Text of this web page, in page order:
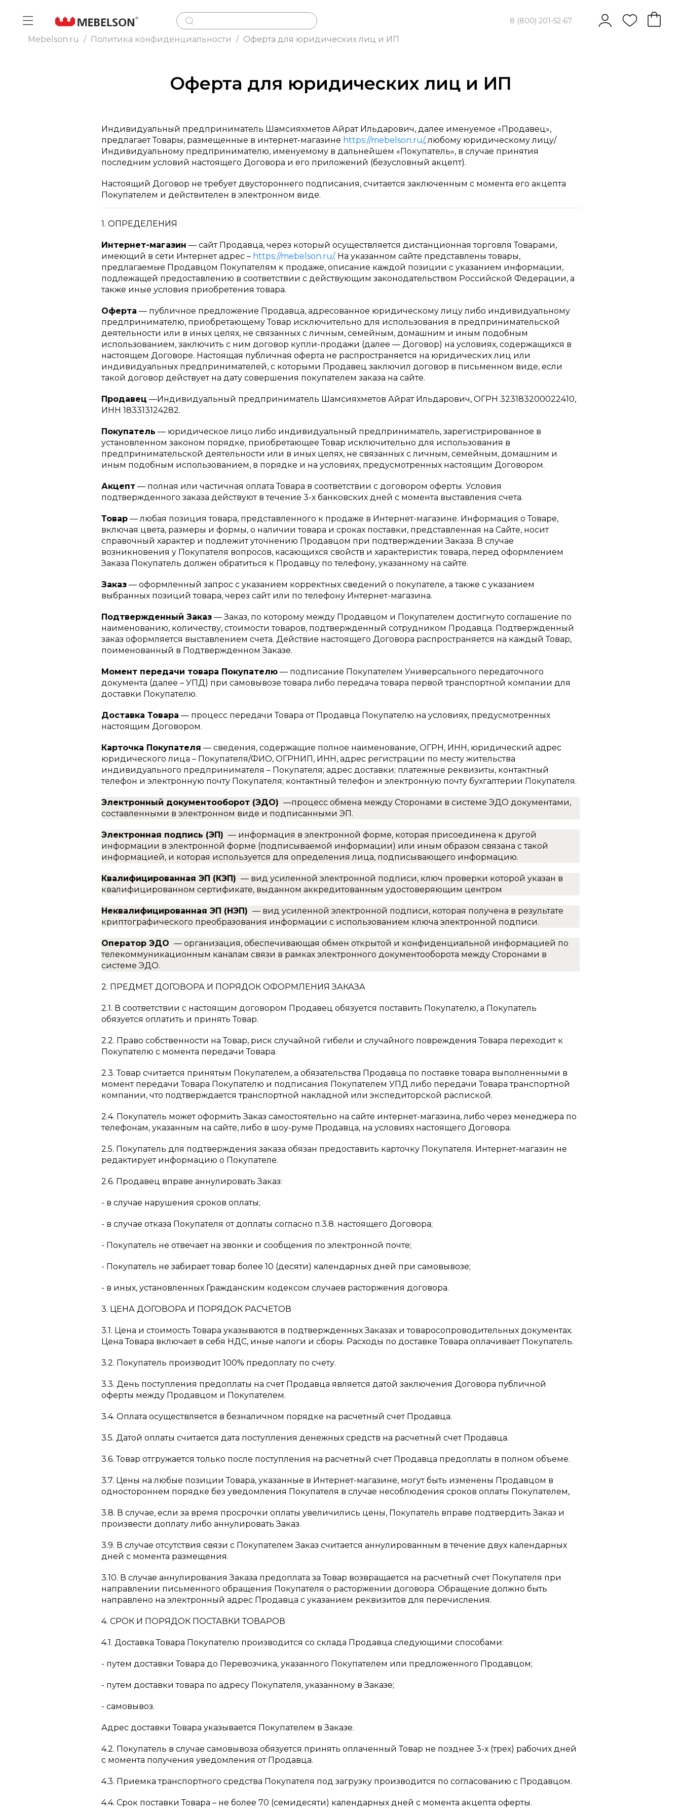
8 (800) 201-52-67
Mebelson.ru / Политика конфиденциальности / Оферта для юридических лиц и ИП
Оферта для юридических лиц и ИП
Индивидуальный предприниматель Шамсияхметов Айрат Ильдарович, далее именуемое «Продавец»,
предлагает Товары, размещенные в интернет-магазине https://mebelson.ru/, любому юридическому лицу/
Индивидуальному предпринимателю, именуемому в дальнейшем «Покупатель», в случае принятия
последним условий настоящего Договора и его приложений (безусловный акцепт).
Настоящий Договор не требует двустороннего подписания, считается заключенным с момента его акцепта
Покупателем и действителен в электронном виде.
1. ОПРЕДЕЛЕНИЯ
Интернет-магазин — сайт Продавца, через который осуществляется дистанционная торговля Товарами,
имеющий в сети Интернет адрес – https://mebelson.ru/. На указанном сайте представлены товары,
предлагаемые Продавцом Покупателям к продаже, описание каждой позиции с указанием информации,
подлежащей предоставлению в соответствии с действующим законодательством Российской Федерации, а
также иные условия приобретения товара.
Оферта — публичное предложение Продавца, адресованное юридическому лицу либо индивидуальному
предпринимателю, приобретающему Товар исключительно для использования в предпринимательской
деятельности или в иных целях, не связанных с личным, семейным, домашним и иным подобным
использованием, заключить с ним договор купли-продажи (далее — Договор) на условиях, содержащихся в
настоящем Договоре. Настоящая публичная оферта не распространяется на юридических лиц или
индивидуальных предпринимателей, с которыми Продавец заключил договор в письменном виде, если
такой договор действует на дату совершения покупателем заказа на сайте.
Продавец —Индивидуальный предприниматель Шамсияхметов Айрат Ильдарович, ОГРН 323183200022410,
ИНН 183313124282.
Покупатель — юридическое лицо либо индивидуальный предприниматель, зарегистрированное в
установленном законом порядке, приобретающее Товар исключительно для использования в
предпринимательской деятельности или в иных целях, не связанных с личным, семейным, домашним и
иным подобным использованием, в порядке и на условиях, предусмотренных настоящим Договором.
Акцепт — полная или частичная оплата Товара в соответствии с договором оферты. Условия
подтвержденного заказа действуют в течение 3-х банковских дней с момента выставления счета.
Товар — любая позиция товара, представленного к продаже в Интернет-магазине. Информация о Товаре,
включая цвета, размеры и формы, о наличии товара и сроках поставки, представленная на Сайте, носит
справочный характер и подлежит уточнению Продавцом при подтверждении Заказа. В случае
возникновения у Покупателя вопросов, касающихся свойств и характеристик товара, перед оформлением
Заказа Покупатель должен обратиться к Продавцу по телефону, указанному на сайте.
Заказ — оформленный запрос с указанием корректных сведений о покупателе, а также с указанием
выбранных позиций товара, через сайт или по телефону Интернет-магазина.
Подтвержденный Заказ — Заказ, по которому между Продавцом и Покупателем достигнуто соглашение по
наименованию, количеству, стоимости товаров, подтвержденный сотрудником Продавца. Подтвержденный
заказ оформляется выставлением счета. Действие настоящего Договора распространяется на каждый Товар,
поименованный в Подтвержденном Заказе.
Момент передачи товара Покупателю — подписание Покупателем Универсального передаточного
документа (далее – УПД) при самовывозе товара либо передача товара первой транспортной компании для
доставки Покупателю.
Доставка Товара — процесс передачи Товара от Продавца Покупателю на условиях, предусмотренных
настоящим Договором.
Карточка Покупателя — сведения, содержащие полное наименование, ОГРН, ИНН, юридический адрес
юридического лица – Покупателя/ФИО, ОГРНИП, ИНН, адрес регистрации по месту жительства
индивидуального предпринимателя – Покупателя; адрес доставки; платежные реквизиты, контактный
телефон и электронную почту Покупателя; контактный телефон и электронную почту бухгалтерии Покупателя.
Электронный документооборот (ЭДО) —процесс обмена между Сторонами в системе ЭДО документами,
составленными в электронном виде и подписанными ЭП.
Электронная подпись (ЭП) — информация в электронной форме, которая присоединена к другой
информации в электронной форме (подписываемой информации) или иным образом связана с такой
информацией, и которая используется для определения лица, подписывающего информацию.
Квалифицированная ЭП (КЭП) — вид усиленной электронной подписи, ключ проверки которой указан в
квалифицированном сертификате, выданном аккредитованным удостоверяющим центром
Неквалифицированная ЭП (НЭП) — вид усиленной электронной подписи, которая получена в результате
криптографического преобразования информации с использованием ключа электронной подписи.
Оператор ЭДО — организация, обеспечивающая обмен открытой и конфиденциальной информацией по
телекоммуникационным каналам связи в рамках электронного документооборота между Сторонами в
системе ЭДО.
2. ПРЕДМЕТ ДОГОВОРА И ПОРЯДОК ОФОРМЛЕНИЯ ЗАКАЗА
2.1. В соответствии с настоящим договором Продавец обязуется поставить Покупателю, а Покупатель
обязуется оплатить и принять Товар.
2.2. Право собственности на Товар, риск случайной гибели и случайного повреждения Товара переходит к
Покупателю с момента передачи Товара.
2.3. Товар считается принятым Покупателем, а обязательства Продавца по поставке товара выполненными в
момент передачи Товара Покупателю и подписания Покупателем УПД либо передачи Товара транспортной
компании, что подтверждается транспортной накладной или экспедиторской распиской.
2.4. Покупатель может оформить Заказ самостоятельно на сайте интернет-магазина, либо через менеджера по
телефонам, указанным на сайте, либо в шоу-руме Продавца, на условиях настоящего Договора.
2.5. Покупатель для подтверждения заказа обязан предоставить карточку Покупателя. Интернет-магазин не
редактирует информацию о Покупателе.
2.6. Продавец вправе аннулировать Заказ:
- в случае нарушения сроков оплаты;
- в случае отказа Покупателя от доплаты согласно п.3.8. настоящего Договора;
- Покупатель не отвечает на звонки и сообщения по электронной почте;
- Покупатель не забирает товар более 10 (десяти) календарных дней при самовывозе;
- в иных, установленных Гражданским кодексом случаев расторжения договора.
3. ЦЕНА ДОГОВОРА И ПОРЯДОК РАСЧЕТОВ
3.1. Цена и стоимость Товара указываются в подтвержденных Заказах и товаросопроводительных документах.
Цена Товара включает в себя НДС, иные налоги и сборы. Расходы по доставке Товара оплачивает Покупатель.
3.2. Покупатель производит 100% предоплату по счету.
3.3. День поступления предоплаты на счет Продавца является датой заключения Договора публичной
оферты между Продавцом и Покупателем.
3.4. Оплата осуществляется в безналичном порядке на расчетный счет Продавца.
3.5. Датой оплаты считается дата поступления денежных средств на расчетный счет Продавца.
3.6. Товар отгружается только после поступления на расчетный счет Продавца предоплаты в полном объеме.
3.7. Цены на любые позиции Товара, указанные в Интернет-магазине, могут быть изменены Продавцом в
одностороннем порядке без уведомления Покупателя в случае несоблюдения сроков оплаты Покупателем,
3.8. В случае, если за время просрочки оплаты увеличились цены, Покупатель вправе подтвердить Заказ и
произвести доплату либо аннулировать Заказ.
3.9. В случае отсутствия связи с Покупателем Заказ считается аннулированным в течение двух календарных
дней с момента размещения.
3.10. В случае аннулирования Заказа предоплата за Товар возвращается на расчетный счет Покупателя при
направлении письменного обращения Покупателя о расторжении договора. Обращение должно быть
направлено на электронный адрес Продавца с указанием реквизитов для перечисления.
4. СРОК И ПОРЯДОК ПОСТАВКИ ТОВАРОВ
4.1. Доставка Товара Покупателю производится со склада Продавца следующими способами:
- путем доставки Товара до Перевозчика, указанного Покупателем или предложенного Продавцом;
- путем доставки товара по адресу Покупателя, указанному в Заказе;
- самовывоз.
Адрес доставки Товара указывается Покупателем в Заказе.
4.2. Покупатель в случае самовывоза обязуется принять оплаченный Товар не позднее 3-х (трех) рабочих дней
с момента получения уведомления от Продавца.
4.3. Приемка транспортного средства Покупателя под загрузку производится по согласованию с Продавцом.
4.4. Срок поставки Товара – не более 70 (семидесяти) календарных дней с момента акцепта оферты.